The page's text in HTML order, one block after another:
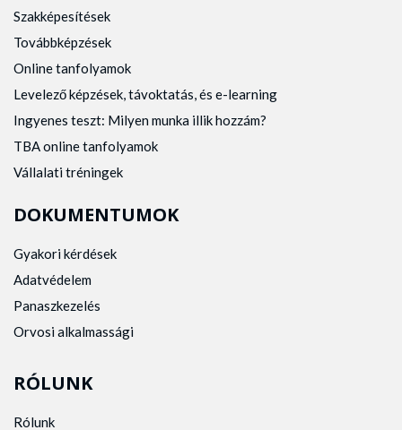
Szakképesítések
Továbbképzések
Online tanfolyamok
Levelező képzések, távoktatás, és e-learning
Ingyenes teszt: Milyen munka illik hozzám?
TBA online tanfolyamok
Vállalati tréningek
DOKUMENTUMOK
Gyakori kérdések
Adatvédelem
Panaszkezelés
Orvosi alkalmassági
RÓLUNK
Rólunk